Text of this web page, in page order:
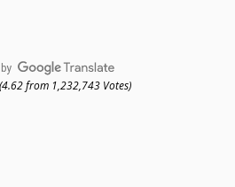
(4.62 from 1,232,743 Votes)